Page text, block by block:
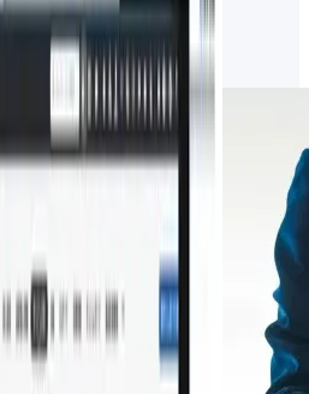
のSFAおすすめ5選！主
ールの選び方を解説
SFA・CRM関連